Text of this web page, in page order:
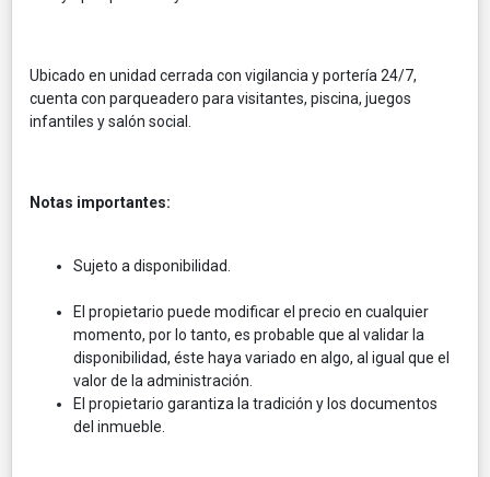
Ubicado en unidad cerrada con vigilancia y portería 24/7,
cuenta con parqueadero para visitantes, piscina, juegos
infantiles y salón social.
Notas importantes:
Sujeto a disponibilidad.
El propietario puede modificar el precio en cualquier
momento, por lo tanto, es probable que al validar la
disponibilidad, éste haya variado en algo, al igual que el
valor de la administración.
El propietario garantiza la tradición y los documentos
del inmueble.